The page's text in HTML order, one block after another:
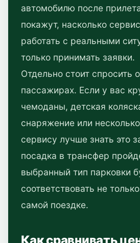
автомобилю после
покажут, насколько
работать с реальными
только принимать заявки.
Отдельно стоит спросить
пассажирах. Если у вас
чемоданы, детская
снаряжение или
сервису лучше знать это
посадка в трансфер
выбранный тип парковки
соответствовать не
самой поездке.